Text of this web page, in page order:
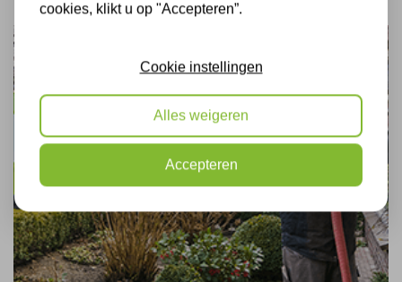
cookies, klikt u op "Accepteren”.
Cookie instellingen
Alles weigeren
Accepteren